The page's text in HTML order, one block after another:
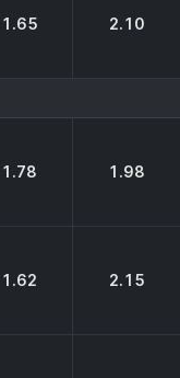
1.65 2.10
1.78 1.98
1.62 2.15